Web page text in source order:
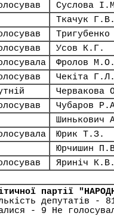
Суслова
Ткачук Г.В.
Усов К.Г.
Фролов М.О.
Чекіта Г.Л.
Червакова
Чубаров
Шинькович
Юрик Т.З.
Юрчишин
Яриніч К.В.
партії
депутатів -
- 9 Не